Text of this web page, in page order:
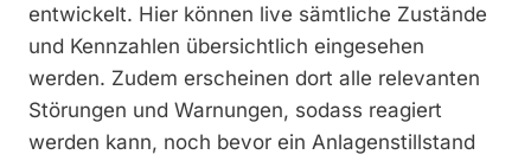
entwickelt. Hier können live sämtliche Zustände
und Kennzahlen übersichtlich eingesehen
werden. Zudem erscheinen dort alle relevanten
Störungen und Warnungen, sodass reagiert
werden kann, noch bevor ein Anlagenstillstand